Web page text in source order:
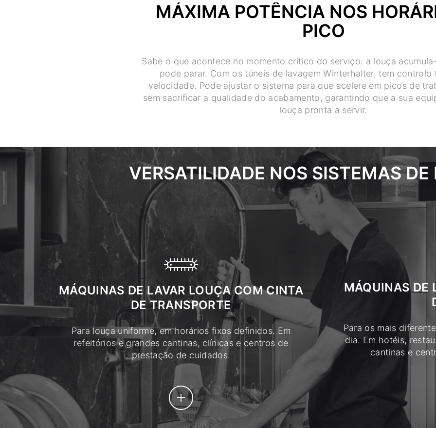
MÁXIMA POTÊNCIA NOS
PICO
Sabe o que acontece no momento crítico do serviço: a louça
pode parar. Com os túneis de lavagem Winterhalter, tem controlo
velocidade. Pode ajustar o sistema para que acelere em picos de
sem sacrificar a qualidade do acabamento, garantindo que a sua
louça pronta a servir.
VERSATILIDADE NOS SISTEMAS DE
MÁQUINAS DE LAVAR LOUÇA COM CINTA
DE TRANSPORTE
Para louça uniforme, em horários fixos definidos. Em
refeitórios e grandes cantinas, clínicas e centros de
prestação de cuidados.
MÁQUINAS DE
Para os mais
dia. Em hotéis,
cantinas e